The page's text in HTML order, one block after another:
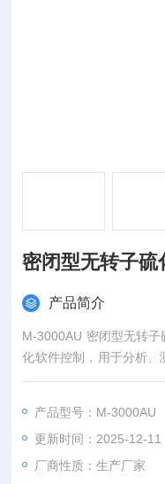
密闭型无转子硫
产品简介
M-3000AU 密闭型无转
化软件控制，用于分析、
时间、硫化速率、粘弹
器之一。
产品型号：M-3000AU
更新时间：2025-12-11
厂商性质：生产厂家